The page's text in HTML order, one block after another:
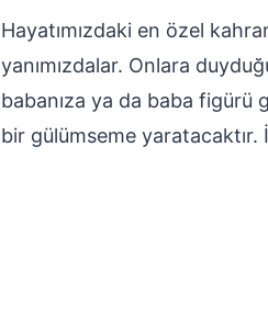
Hayatımızdaki en özel
yanımızdalar. Onlara
babanıza ya da baba
bir gülümseme